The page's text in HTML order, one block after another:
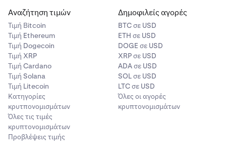
Αναζήτηση τιμών
Τιμή Βitcoin
Τιμή Ethereum
Τιμή Dogecoin
Τιμή XRP
Τιμή Cardano
Τιμή Solana
Τιμή Litecoin
Κατηγορίες
κρυτπονομισμάτων
Όλες τις τιμές
κρυπτονομισμάτων
Προβλέψεις τιμής
Δημοφιλείς αγορές
BTC σε USD
ETH σε USD
DOGE σε USD
XRP σε USD
ADA σε USD
SOL σε USD
LTC σε USD
Όλες οι αγορές
κρυπτονομισμάτων